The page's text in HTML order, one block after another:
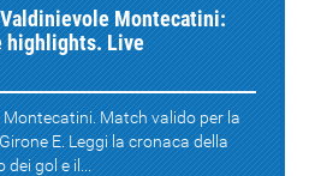
Montecatini:
highlights. Live
Match valido per la
E. Leggi la cronaca della
dei gol e il...